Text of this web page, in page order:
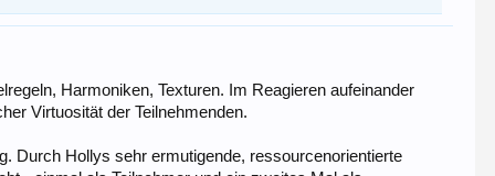
Harmoniken, Texturen. Im Reagieren aufeinander
Virtuosität der Teilnehmenden.
Durch Hollys sehr ermutigende, ressourcenorientierte